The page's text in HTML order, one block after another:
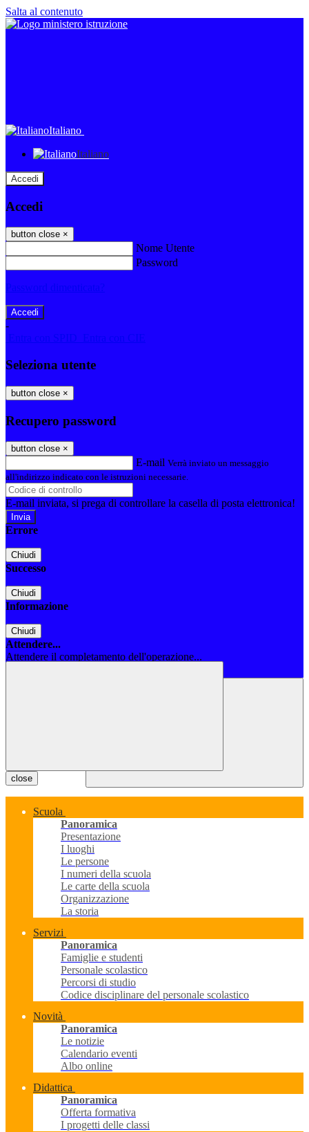
Salta al contenuto
Italiano
Italiano
Accedi
Accedi
button close ×
Nome Utente
Password
Password dimenticata?
-
Entra con SPID
Entra con CIE
Seleziona utente
button close ×
Recupero password
button close ×
E-mail Verrà inviato un messaggio
all'indirizzo indicato con le istruzioni necessarie.
E-mail inviata, si prega di controllare la casella di posta elettronica!
Errore
Chiudi
Successo
Chiudi
Informazione
Chiudi
Attendere...
Attendere il completamento dell'operazione...
close
Scuola
Panoramica
Presentazione
I luoghi
Le persone
I numeri della scuola
Le carte della scuola
Organizzazione
La storia
Servizi
Panoramica
Famiglie e studenti
Personale scolastico
Percorsi di studio
Codice disciplinare del personale scolastico
Novità
Panoramica
Le notizie
Calendario eventi
Albo online
Didattica
Panoramica
Offerta formativa
I progetti delle classi